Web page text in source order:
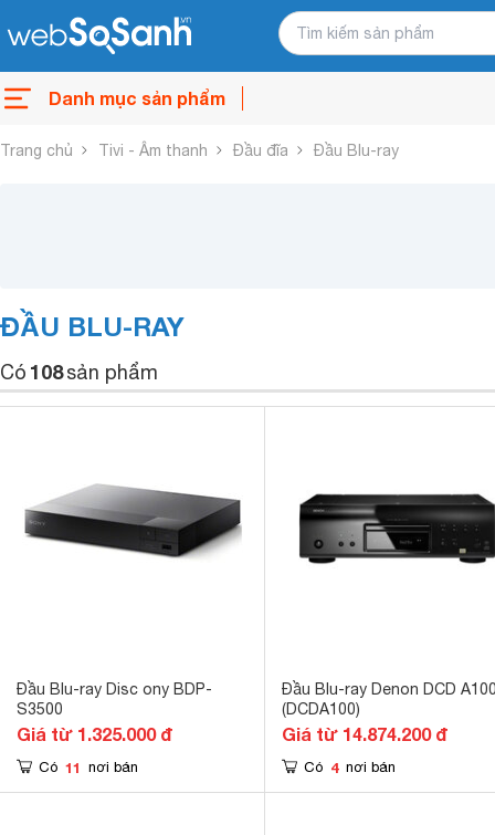
Danh mục sản phẩm
Trang chủ Tivi - Âm thanh Đầu đĩa Đầu Blu-ray
ĐẦU BLU-RAY
Có 108sản phẩm
Đầu Blu-ray Disc ony BDP-
S3500
Giá từ 1.325.000 đ
Có 11 nơi bán
Đầu Blu-ray Denon DCD
(DCDA100)
Giá từ 14.874.200 đ
Có 4 nơi bán